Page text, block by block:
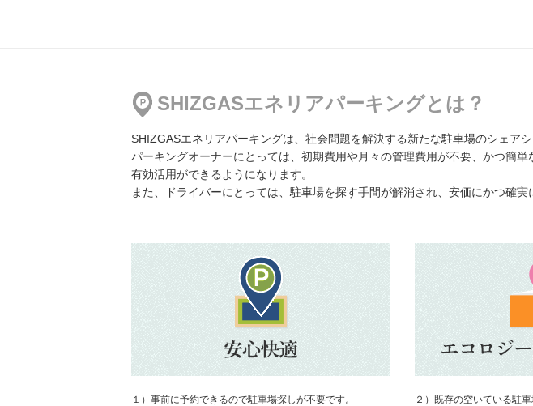
公共新宿パーキング
より3326m
2,100円／日〜
【車高155cmまで】
1,000円／日〜
SHIZGASエネリアパーキングとは？
SHIZGASエネリアパーキングは、社会問題を解決する新たな駐車場のシェアシ
パーキングオーナーにとっては、初期費用や月々の管理費用が不要、かつ簡
有効活用ができるようになります。
また、ドライバーにとっては、駐車場を探す手間が解消され、安価にかつ確実
１）事前に予約できるので駐車場探しが不要です。
２）既存の空いている駐